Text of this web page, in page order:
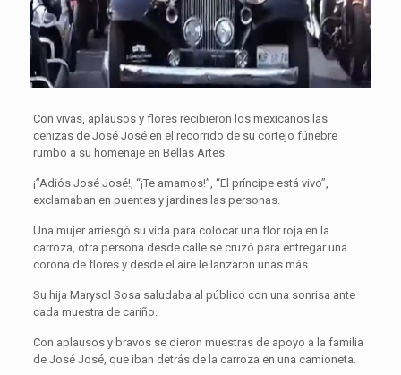
Con vivas, aplausos y flores recibieron los mexicanos las
cenizas de José José en el recorrido de su cortejo fúnebre
rumbo a su homenaje en Bellas Artes.
¡”Adiós José José!, “¡Te amamos!”, “El príncipe está vivo”,
exclamaban en puentes y jardines las personas.
Una mujer arriesgó su vida para colocar una flor roja en la
carroza, otra persona desde calle se cruzó para entregar una
corona de flores y desde el aire le lanzaron unas más.
Su hija Marysol Sosa saludaba al público con una sonrisa ante
cada muestra de cariño.
Con aplausos y bravos se dieron muestras de apoyo a la familia
de José José, que iban detrás de la carroza en una camioneta.